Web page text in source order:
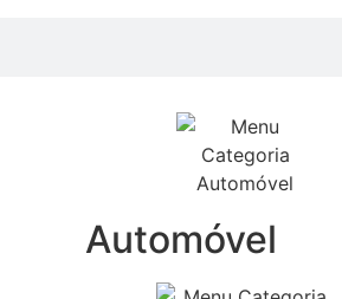
Automóvel